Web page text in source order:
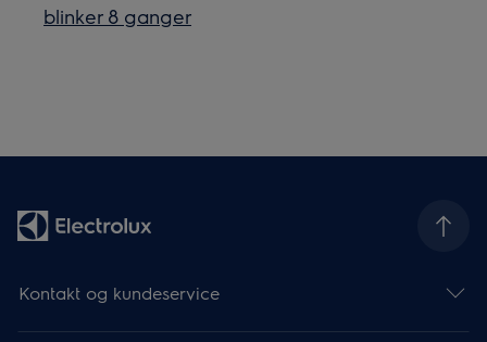
blinker 8 ganger
Kontakt og kundeservice